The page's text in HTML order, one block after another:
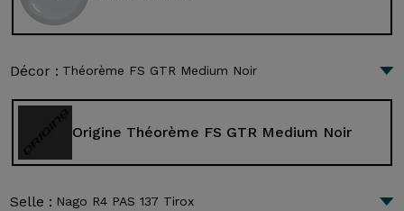
Décor : Théorème FS GTR Medium Noir
Origine Théorème FS GTR Medium Noir
Selle : Nago R4 PAS 137 Tirox